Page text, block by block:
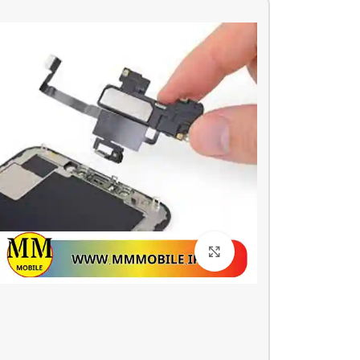
بزرگنمایی تصویر